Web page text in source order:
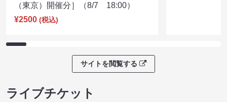
（東京）開催分］（8/7 18:00）
¥2500 (税込)
サイトを閲覧する
ライブチケット